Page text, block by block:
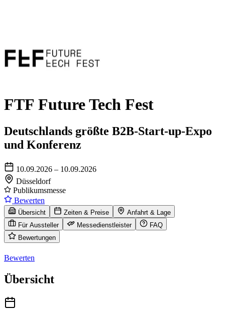
FTF Future Tech Fest
Deutschlands größte B2B-Start-up-Expo
und Konferenz
10.09.2026 – 10.09.2026
Düsseldorf
Publikumsmesse
Bewerten
Übersicht Zeiten & Preise
Anfahrt & Lage
Für Aussteller
Messedienstleister
FAQ
Bewertungen
Bewerten
Übersicht